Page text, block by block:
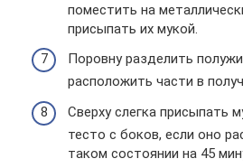
поместить на
присыпать их мукой.
Поровну разделить
расположить части в
Сверху слегка присыпать
тесто с боков, если оно
таком состоянии на 45